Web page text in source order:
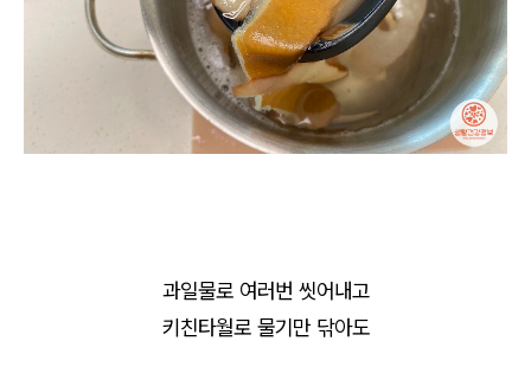
과일물로 여러번 씻어내고
키친타월로 물기만 닦아도